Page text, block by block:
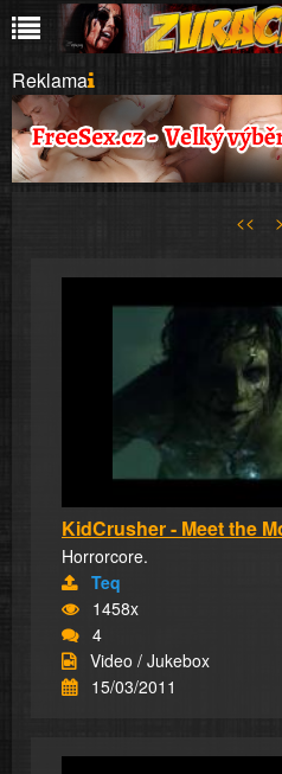
Reklama
<<
KidCrusher - Meet the
Horrorcore.
Teq
1458x
4
Video / Jukebox
15/03/2011